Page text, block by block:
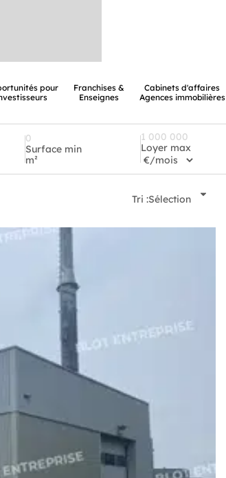
pour
Franchises &
Enseignes
Cabinets d'affaires
Agences immobilières
Surface min
m²
Loyer max
Tri :Sélection